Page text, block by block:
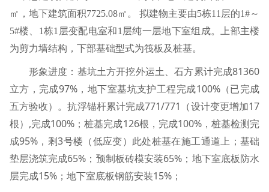
㎡，地下建筑面积7725.08㎡。 拟建物主要由5栋11 层的1#～
5#楼、 1栋1 层变配电室和1 层纯一层地下室组成。上部主楼
为剪力墙结构，下部基础型式为筏板及桩基。
形象进度：基坑土方开挖外运土、石方累计完成81360
立方，完成97%，地下室基坑支护工程完成100%（已完成
五方验收）。抗浮锚杆累计完成771/771 （设计变更增加17
根） ,完成100% ；桩基完成126根，完成100%，桩基检测完
成95% ，剩3号楼（低应变）此处桩基在施工通道上；基础
垫层浇筑完成65% ；预制板砖模安装65% ；地下室底板防水
层完成15%；地下室底板钢筋安装15%；